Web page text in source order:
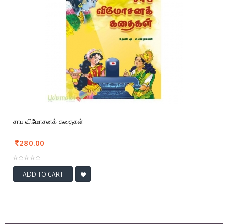
சாப விமோசனக் கதைகள்
280.00
ADD TO CART